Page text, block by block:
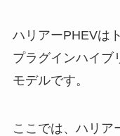
ハリアーPHEVは
プラグインハイブ
モデルです。
ここでは、ハリア